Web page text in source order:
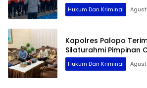
Hukum Dan Kriminal
Kapolres Palopo
Silaturahmi Pimpinan
Hukum Dan Kriminal